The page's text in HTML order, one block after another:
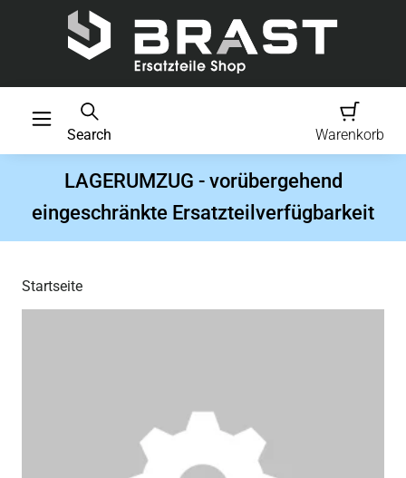
Search Warenkorb
LAGERUMZUG - vorübergehend
eingeschränkte Ersatzteilverfügbarkeit
Startseite